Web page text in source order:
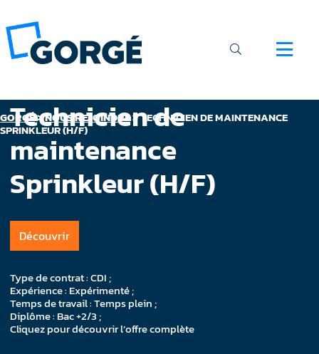
GORGÉ>NOUS REJOINDRE>TECHNICIEN DE MAINTENANCE
SPRINKLEUR (H/F)
Technicien de
maintenance
Sprinkleur (H/F)
Découvrir
Type de contrat : CDI ;
Expérience : Expérimenté ;
Temps de travail : Temps plein ;
Diplôme : Bac +2/3 ;
Cliquez pour découvrir l’offre complète